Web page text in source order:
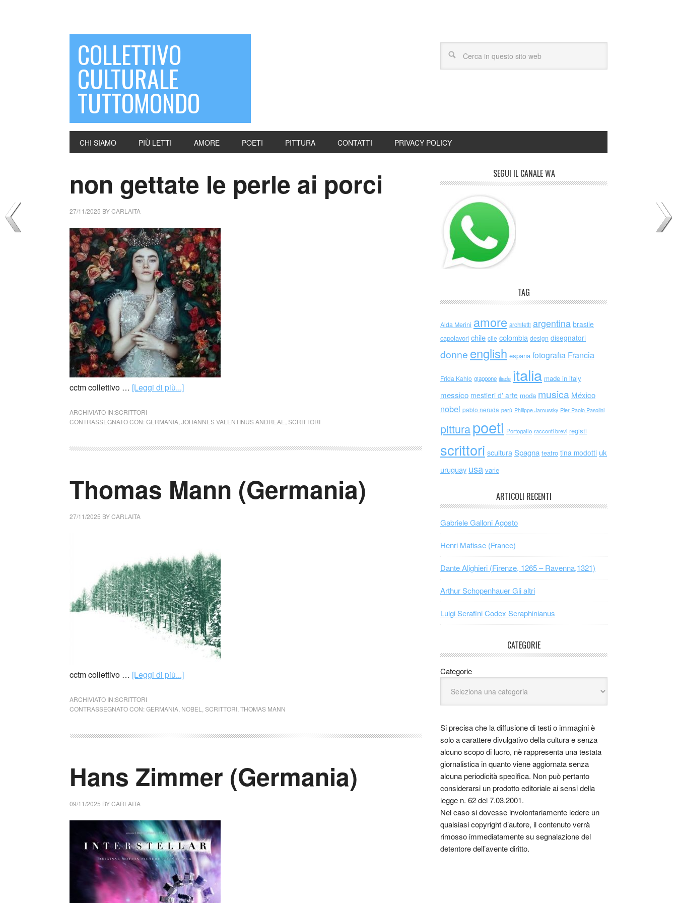
COLLETTIVO
CULTURALE
TUTTOMONDO
CHI SIAMO PIÙ LETTI AMORE POETI PITTURA CONTATTI PRIVACY POLICY
non gettate le perle ai porci
27/11/2025 BYCARLAITA
cctm collettivo … [Leggi di più...]
ARCHIVIATO IN:SCRITTORI
CONTRASSEGNATO CON:GERMANIA JOHANNES VALENTINUS ANDREAE SCRITTORI
Thomas Mann (Germania)
27/11/2025 BYCARLAITA
cctm collettivo … [Leggi di più...]
ARCHIVIATO IN:SCRITTORI
CONTRASSEGNATO CON:GERMANIA NOBEL SCRITTORI THOMAS MANN
Hans Zimmer (Germania)
09/11/2025 BYCARLAITA
SEGUI IL CANALE WA
TAG
Alda Merini amore architetti argentina brasile
capolavori chile cile colombia design disegnatori
donne english espana fotografia Francia
Frida Kahlo giappone iliade italia made in italy
messico mestieri d' arte moda musica México
nobel pablo neruda perù Philippe Jaroussky Pier Paolo Pasolini
pitturapoeti Portogallo racconti brevi registi
scrittori scultura Spagna teatro tina modotti uk
uruguay usa varie
ARTICOLI RECENTI
Gabriele Galloni Agosto
Henri Matisse (France)
Dante Alighieri (Firenze, 1265 – Ravenna,1321)
Arthur Schopenhauer Gli altri
Luigi Serafini Codex Seraphinianus
CATEGORIE
Categorie
Si precisa che la diffusione di testi o immagini è
solo a carattere divulgativo della cultura e senza
alcuno scopo di lucro, nè rappresenta una testata
giornalistica in quanto viene aggiornata senza
alcuna periodicità specifica. Non può pertanto
considerarsi un prodotto editoriale ai sensi della
legge n. 62 del 7.03.2001.
Nel caso si dovesse involontariamente ledere un
qualsiasi copyright d’autore, il contenuto verrà
rimosso immediatamente su segnalazione del
detentore dell’avente diritto.